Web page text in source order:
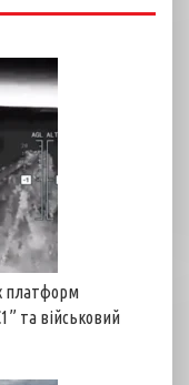
платформ
та військовий